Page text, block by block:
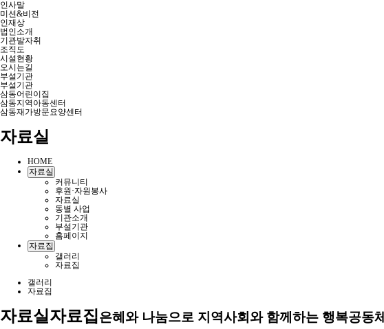
인사말
미션&비전
인재상
법인소개
기관발자취
조직도
시설현황
오시는길
부설기관
부설기관
삼동어린이집
삼동지역아동센터
삼동재가방문요양센터
자료실
HOME
자료실
커뮤니티
후원·자원봉사
자료실
동별 사업
기관소개
부설기관
홈페이지
자료집
갤러리
자료집
갤러리
자료집
자료실자료집은혜와 나눔으로 지역사회와 함께하는 행복공동